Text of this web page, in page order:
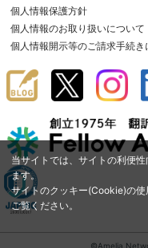
当サイトでは、サイトの利便
ます。
サイトのクッキー(Cookie)の使
ご覧ください。
個人情報保護方針
個人情報のお取り扱いについて
個人情報開示等のご請求手続き
©Amelia